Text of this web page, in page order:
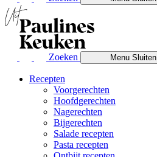
Zoeken MenuSluiten
Recepten
Voorgerechten
Hoofdgerechten
Nagerechten
Bijgerechten
Salade recepten
Pasta recepten